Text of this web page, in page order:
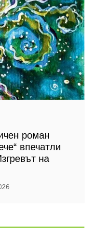
роман
впечатли
на